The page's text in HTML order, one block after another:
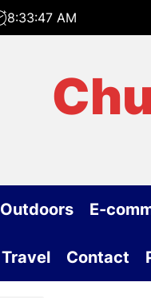
8:33:47 AM
Outdoors E-
Travel Contact